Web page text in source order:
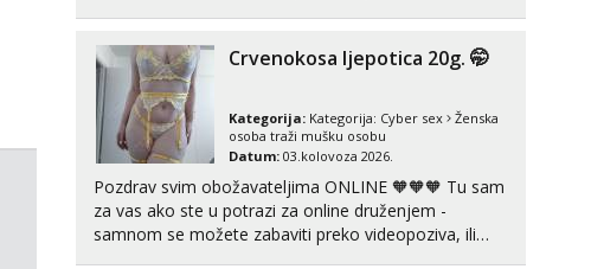
Crvenokosa ljepotica 20g. 🤭
Kategorija: Kategorija: Cyber sex
Ženska
osoba traži mušku osobu
Datum: 03.kolovoza 2026.
Pozdrav svim obožavateljima ONLINE 🧡🧡🧡 Tu sam
za vas ako ste u potrazi za online druženjem -
samnom se možete zabaviti preko videopoziva, ili